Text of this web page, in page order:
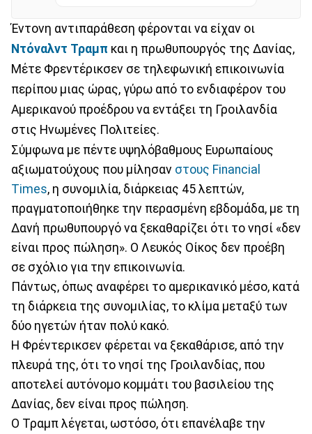
Έντονη αντιπαράθεση φέρονται να είχαν οι
Ντόναλντ Τραμπ και η πρωθυπουργός της Δανίας,
Μέτε Φρεντέρικσεν σε τηλεφωνική επικοινωνία
περίπου μιας ώρας, γύρω από το ενδιαφέρον του
Αμερικανού προέδρου να εντάξει τη Γροιλανδία
στις Ηνωμένες Πολιτείες.
Σύμφωνα με πέντε υψηλόβαθμους Ευρωπαίους
αξιωματούχους που μίλησαν στους Financial
Times, η συνομιλία, διάρκειας 45 λεπτών,
πραγματοποιήθηκε την περασμένη εβδομάδα, με τη
Δανή πρωθυπουργό να ξεκαθαρίζει ότι το νησί «δεν
είναι προς πώληση». Ο Λευκός Οίκος δεν προέβη
σε σχόλιο για την επικοινωνία.
Πάντως, όπως αναφέρει το αμερικανικό μέσο, κατά
τη διάρκεια της συνομιλίας, το κλίμα μεταξύ των
δύο ηγετών ήταν πολύ κακό.
Η Φρέντερικσεν φέρεται να ξεκαθάρισε, από την
πλευρά της, ότι το νησί της Γροιλανδίας, που
αποτελεί αυτόνομο κομμάτι του βασιλείου της
Δανίας, δεν είναι προς πώληση.
Ο Τραμπ λέγεται, ωστόσο, ότι επανέλαβε την